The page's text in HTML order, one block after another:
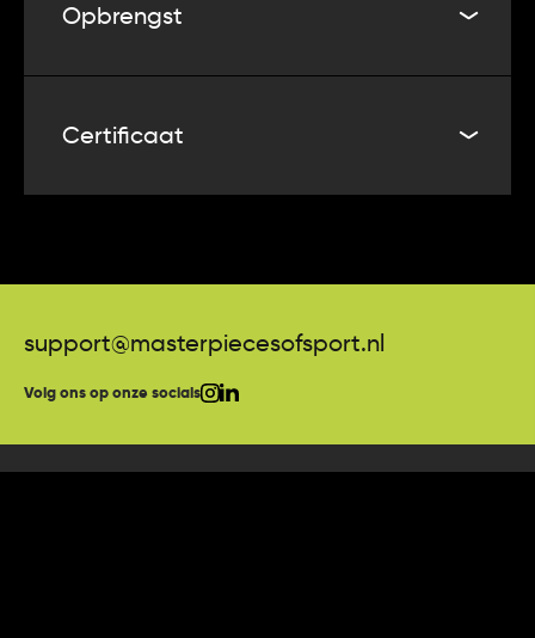
Opbrengst
worden gebruikt voor verschillende projecten.
Certificaat
support@masterpiecesofsport.nl
Volg ons op onze socials